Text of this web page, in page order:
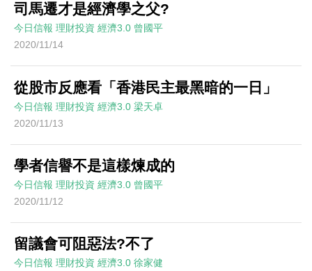
司馬遷才是經濟學之父?
今日信報 理財投資 經濟3.0 曾國平
2020/11/14
從股市反應看「香港民主最黑暗的一日」
今日信報 理財投資 經濟3.0 梁天卓
2020/11/13
學者信譽不是這樣煉成的
今日信報 理財投資 經濟3.0 曾國平
2020/11/12
留議會可阻惡法?不了
今日信報 理財投資 經濟3.0 徐家健